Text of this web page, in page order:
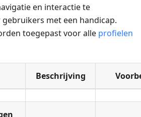
en interactie te
met een handicap.
toegepast voor alle profielen
Beschrijving